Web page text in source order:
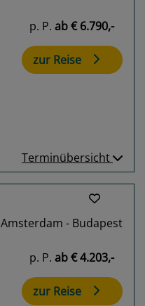
p. P. ab€ 6.790,-
zur Reise
Terminübersicht
Amsterdam - Budapest
p. P. ab€ 4.203,-
zur Reise